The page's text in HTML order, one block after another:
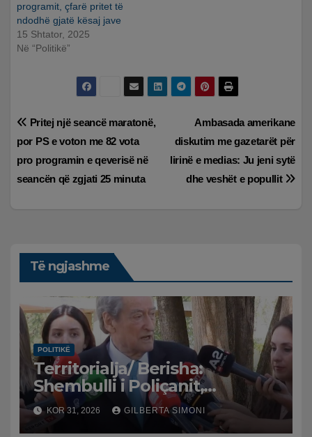
programit, çfarë pritet të
ndodhë gjatë kësaj jave
15 Shtator, 2025
Në “Politikë”
Lëvizje
te
postimet
Ambasada amerikane
diskutim me gazetarët për
lirinë e medias: Ju jeni sytë
dhe veshët e popullit
Pritej një seancë maratonë,
por PS e voton me 82 vota
pro programin e qeverisë në
seancën që zgjati 25 minuta
Të ngjashme
POLITIKË
Territorialja/ Berisha:
Shembulli i Poliçanit,
frymëzim. S’mund të lejohet
një tiran të shkelmojnë
KOR 31, 2026 GILBERTA SIMONI